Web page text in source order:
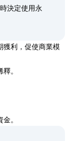
決定使用永
獲利，促使商業模
。
。